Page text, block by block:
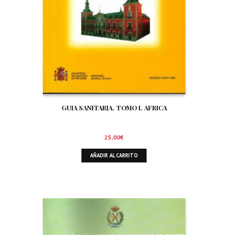
GUIA SANITARIA. TOMO I. AFRICA
25,00€
AÑADIR AL CARRITO